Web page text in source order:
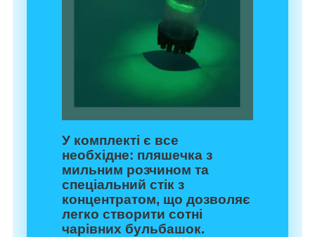
У комплекті є все
необхідне: пляшечка з
мильним розчином та
спеціальний стік з
концентратом, що дозволяє
легко створити сотні
чарівних бульбашок.